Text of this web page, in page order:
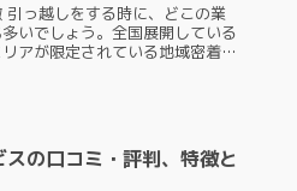
っ越しをする時に、どこの業
いでしょう。全国展開している
アが限定されている地域密着型
の口コミ・評判、特徴と